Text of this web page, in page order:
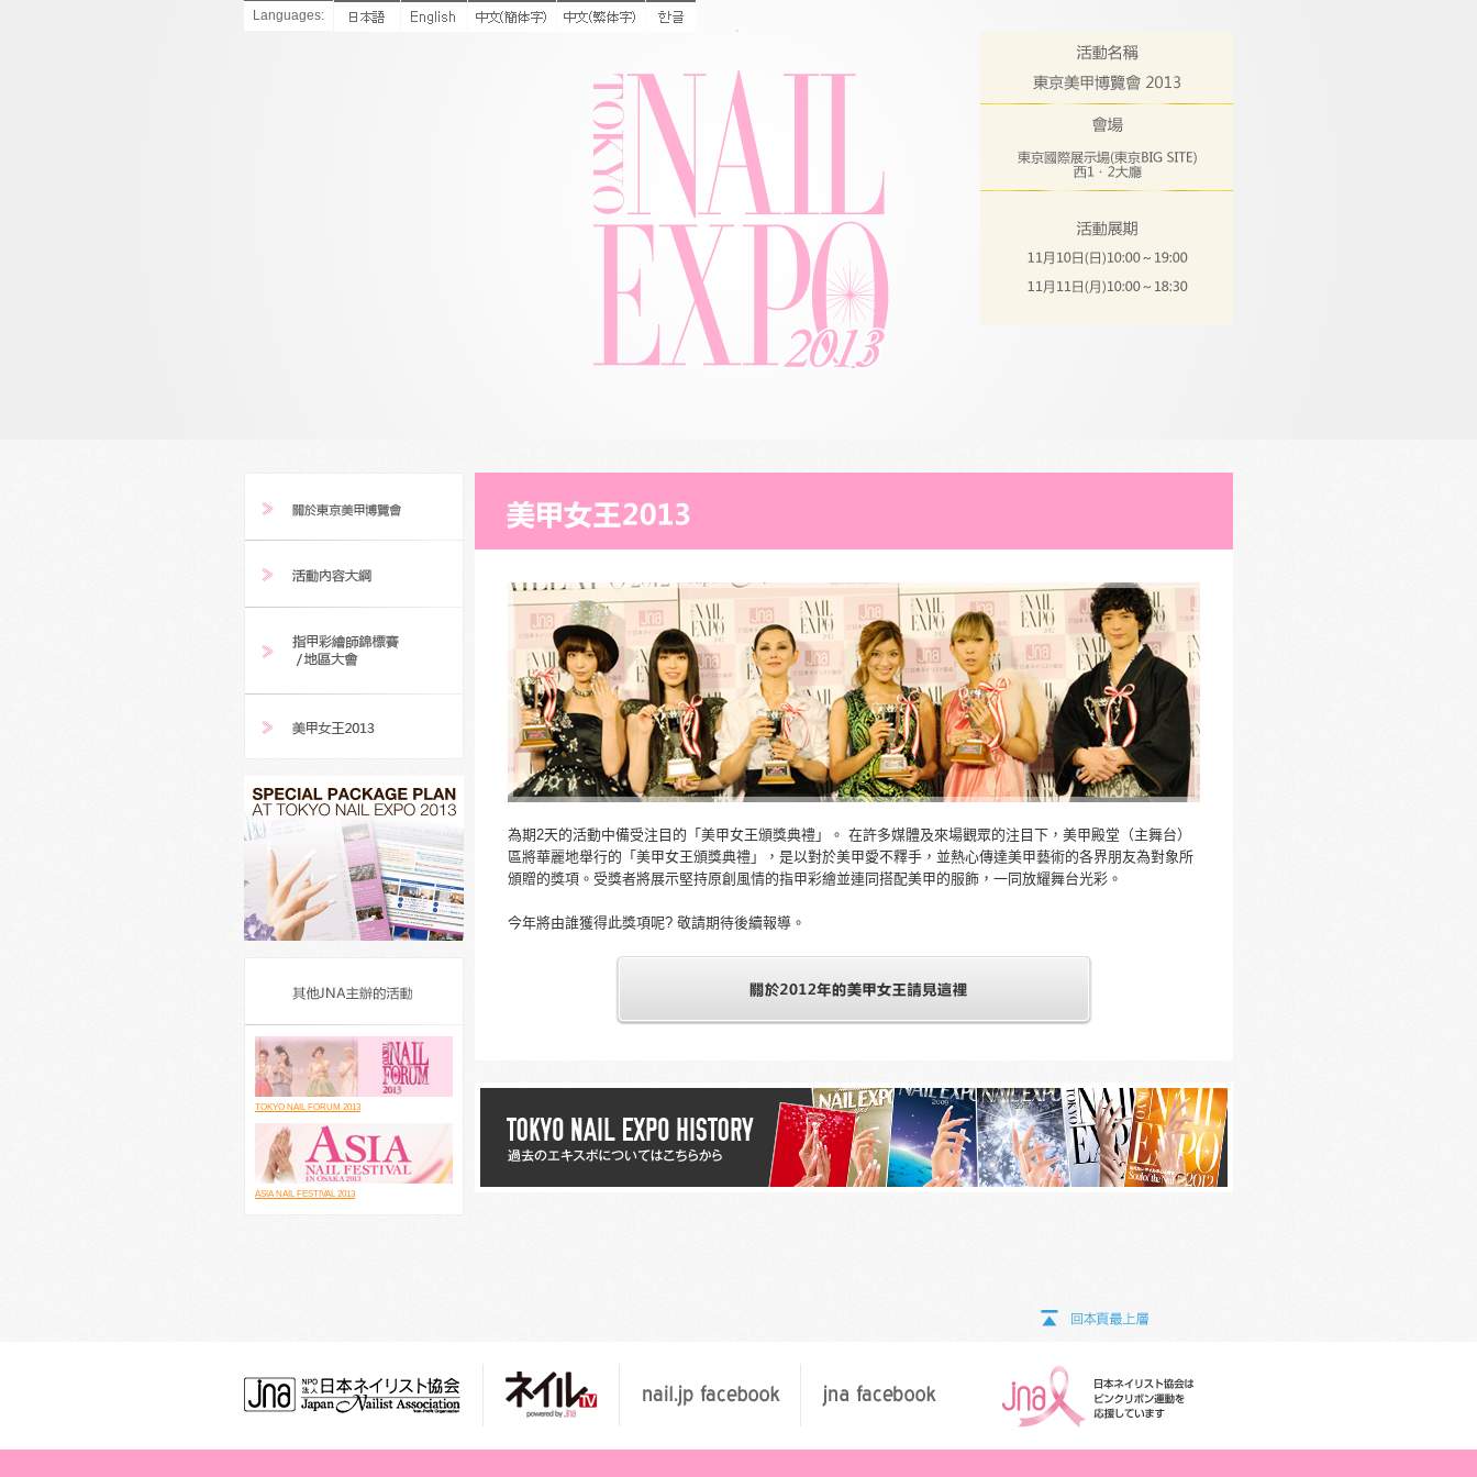
Languages:
TOKYO NAIL FORUM 2013
ASIA NAIL FESTIVAL 2013
為期2天的活動中備受注目的「美甲女王頒獎典禮」。 在許多媒體及來場觀眾的注目下，美甲殿堂（主舞台）
區將華麗地舉行的「美甲女王頒獎典禮」，是以對於美甲愛不釋手，並熱心傳達美甲藝術的各界朋友為對象所
頒贈的獎項。受獎者將展示堅持原創風情的指甲彩繪並連同搭配美甲的服飾，一同放耀舞台光彩。
今年將由誰獲得此獎項呢? 敬請期待後續報導。